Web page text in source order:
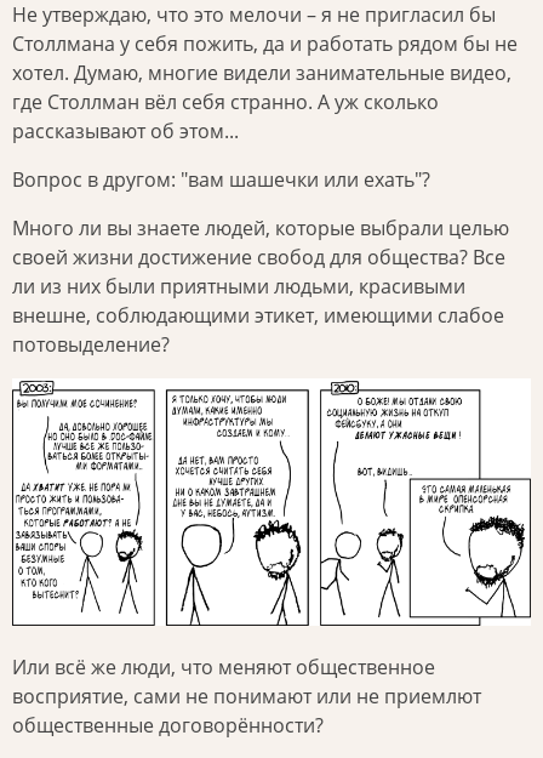
Не утверждаю, что это мелочи – я не пригласил бы
Столлмана у себя пожить, да и работать рядом бы не
хотел. Думаю, многие видели занимательные видео,
где Столлман вёл себя странно. А уж сколько
рассказывают об этом...
Вопрос в другом: "вам шашечки или ехать"?
Много ли вы знаете людей, которые выбрали целью
своей жизни достижение свобод для общества? Все
ли из них были приятными людьми, красивыми
внешне, соблюдающими этикет, имеющими слабое
потовыделение?
Или всё же люди, что меняют общественное
восприятие, сами не понимают или не приемлют
общественные договорённости?